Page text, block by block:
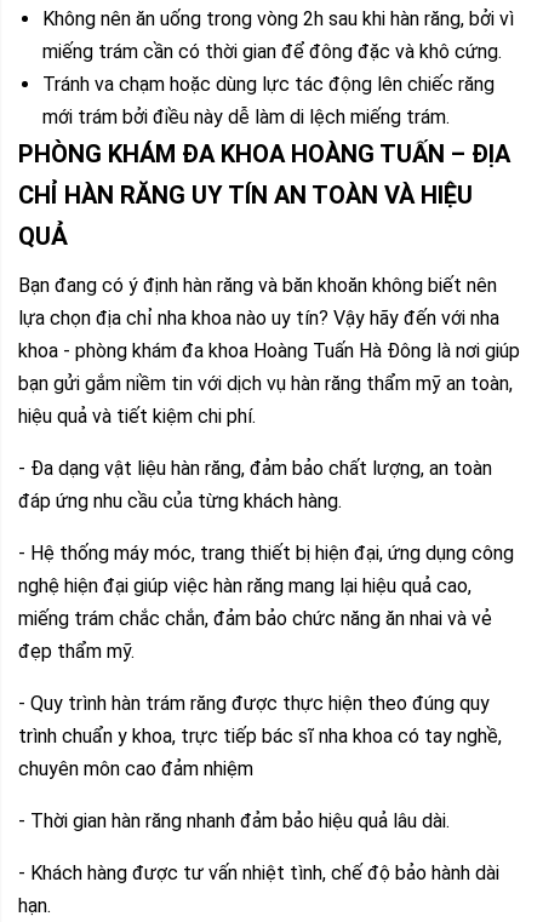
Không nên ăn uống trong vòng 2h sau khi hàn răng, bởi vì
miếng trám cần có thời gian để đông đặc và khô cứng.
Tránh va chạm hoặc dùng lực tác động lên chiếc răng
mới trám bởi điều này dễ làm di lệch miếng trám.
PHÒNG KHÁM ĐA KHOA HOÀNG TUẤN – ĐỊA
CHỈ HÀN RĂNG UY TÍN AN TOÀN VÀ HIỆU
QUẢ
Bạn đang có ý định hàn răng và băn khoăn không biết nên
lựa chọn địa chỉ nha khoa nào uy tín? Vậy hãy đến với nha
khoa - phòng khám đa khoa Hoàng Tuấn Hà Đông là nơi giúp
bạn gửi gắm niềm tin với dịch vụ hàn răng thẩm mỹ an toàn,
hiệu quả và tiết kiệm chi phí.
- Đa dạng vật liệu hàn răng, đảm bảo chất lượng, an toàn
đáp ứng nhu cầu của từng khách hàng.
- Hệ thống máy móc, trang thiết bị hiện đại, ứng dụng công
nghệ hiện đại giúp việc hàn răng mang lại hiệu quả cao,
miếng trám chắc chắn, đảm bảo chức năng ăn nhai và vẻ
đẹp thẩm mỹ.
- Quy trình hàn trám răng được thực hiện theo đúng quy
trình chuẩn y khoa, trực tiếp bác sĩ nha khoa có tay nghề,
chuyên môn cao đảm nhiệm
- Thời gian hàn răng nhanh đảm bảo hiệu quả lâu dài.
- Khách hàng được tư vấn nhiệt tình, chế độ bảo hành dài
hạn.